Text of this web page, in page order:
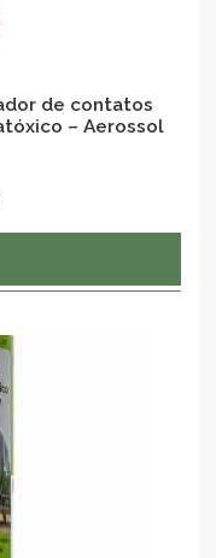
de contatos
– Aerossol